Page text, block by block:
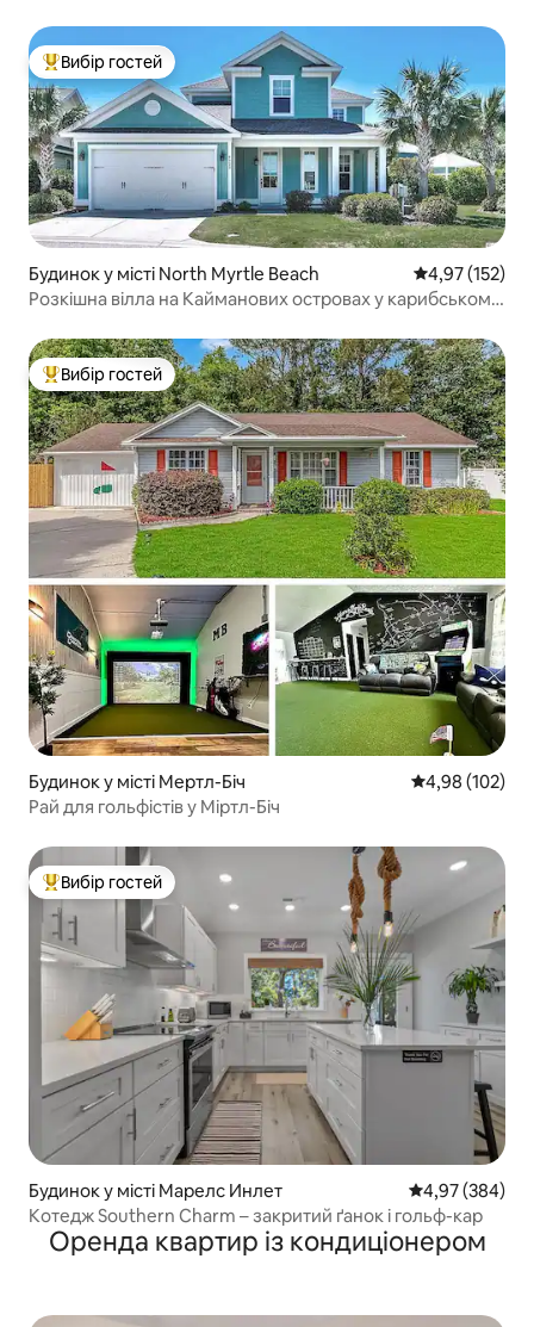
Топ вибір гостей
Вибір гостей
Будинок у місті North Myrtle Beach Середня
4,97 (152)
Розкішна вілла на Кайманових островах у карибському
Топ вибір гостей
Вибір гостей
Будинок у місті Мертл-Біч Середня
4,98 (102)
Рай для гольфістів у Міртл-Біч
Топ вибір гостей
Вибір гостей
Будинок у місті Марелс Инлет Середня
4,97 (384)
Котедж Southern Charm – закритий ґанок і гольф-кар
Оренда квартир із кондиціонером